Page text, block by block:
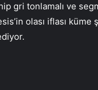
gri tonlamalı ve
olası iflası